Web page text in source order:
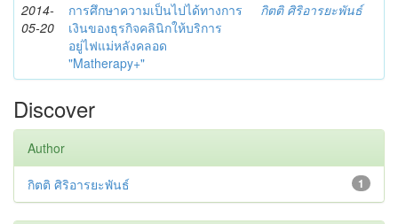
2014-
05-20
การศึกษาความเป็นไปได้ทางการ
เงินของธุรกิจคลินิกให้บริการ
อยู่ไฟแม่หลังคลอด
"Matherapy+"
กิตติ ศิริอารยะพันธ์
Discover
Author
1
กิตติ ศิริอารยะพันธ์